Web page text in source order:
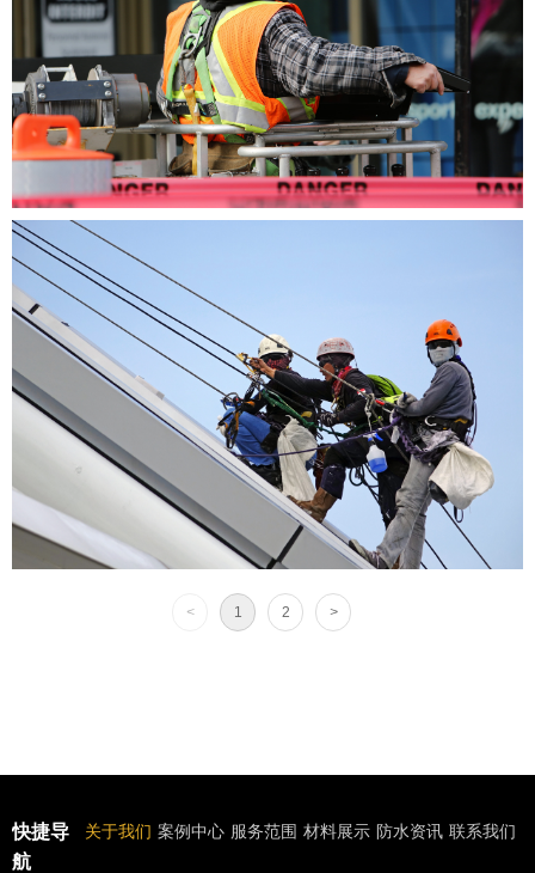
< 1 2 >
快捷导
航
关于我们 案例中心 服务范围 材料展示 防水资讯 联系我们